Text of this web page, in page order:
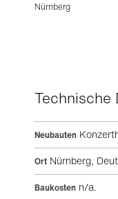
Nürnberg
Technische
Neubauten
Ort Nürnberg,
Baukosten n/a.